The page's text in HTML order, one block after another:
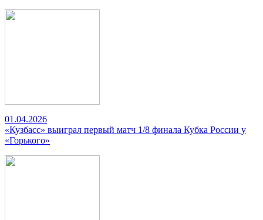
01.04.2026
«Кузбасс» выиграл первый матч 1/8 финала Кубка России у
«Горького»